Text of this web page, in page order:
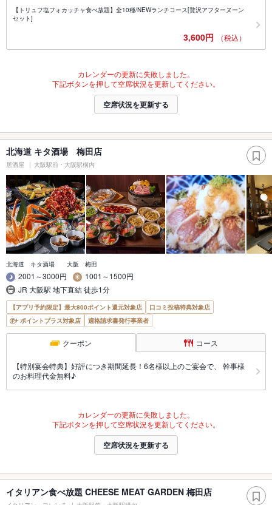
【トリュフ塩フォカッチャ食べ放題】全10種/NEWランチコース[贅沢アフターヌーン
セット]
3,600円 （税込）
カレンダーの更新に失敗しました。
下記ボタンを押して空席状況を更新してください。
空席状況を更新する
北海道 キタ酒場 梅田店
居酒屋 大阪駅前・大阪駅構内
北海道 キタ酒場 大阪 梅田
2001～3000円
1001～1500円
JR 大阪駅 地下直結 徒歩1分
【アプリ予約限定】最大800ポイント還元対象店
口コミ投稿特典対象店
ポイントプラス対象店
適格請求書発行事業者
クーポン コース
【特別宴会特典】好評につき期間延長！6名様以上のご宴会で、 幹事様
のお料理代金無料♪
カレンダーの更新に失敗しました。
下記ボタンを押して空席状況を更新してください。
空席状況を更新する
イタリアン食べ放題 CHEESE MEAT GARDEN 梅田店